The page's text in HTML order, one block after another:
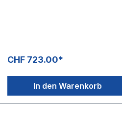
CHF 723.00*
In den Warenkorb